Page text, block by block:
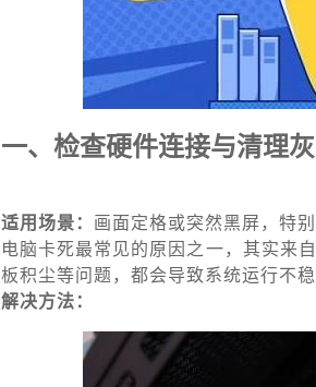
一、检查硬件连接与清理
适用场景： 画面定格或突然黑屏，特
电脑卡死最常见的原因之一，其实来
板积尘等问题，都会导致系统运行不
解决方法：